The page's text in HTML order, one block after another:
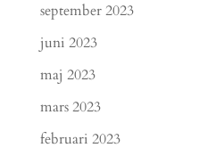
september 2023
juni 2023
maj 2023
mars 2023
februari 2023